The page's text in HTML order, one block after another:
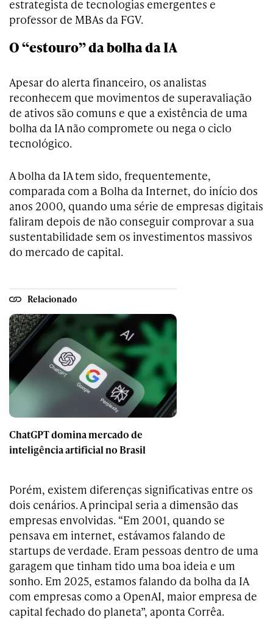
estrategista de tecnologias emergentes e
professor de MBAs da FGV.
O “estouro” da bolha da IA
Apesar do alerta financeiro, os analistas
reconhecem que movimentos de superavaliação
de ativos são comuns e que a existência de uma
bolha da IA não compromete ou nega o ciclo
tecnológico.
A bolha da IA tem sido, frequentemente,
comparada com a Bolha da Internet, do início dos
anos 2000, quando uma série de empresas digitais
faliram depois de não conseguir comprovar a sua
sustentabilidade sem os investimentos massivos
do mercado de capital.
Relacionado
ChatGPT domina mercado de
inteligência artificial no Brasil
Porém, existem diferenças significativas entre os
dois cenários. A principal seria a dimensão das
empresas envolvidas. “Em 2001, quando se
pensava em internet, estávamos falando de
startups de verdade. Eram pessoas dentro de uma
garagem que tinham tido uma boa ideia e um
sonho. Em 2025, estamos falando da bolha da IA
com empresas como a OpenAI, maior empresa de
capital fechado do planeta”, aponta Corrêa.